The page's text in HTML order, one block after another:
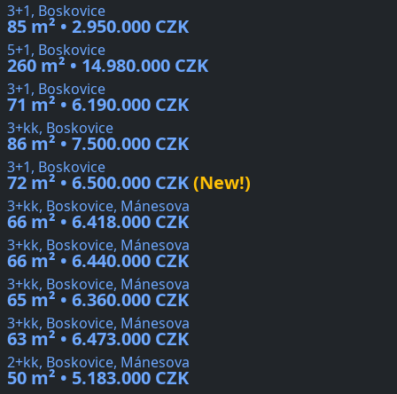
3+1, Boskovice
85 m² • 2.950.000 CZK
5+1, Boskovice
260 m² • 14.980.000 CZK
3+1, Boskovice
71 m² • 6.190.000 CZK
3+kk, Boskovice
86 m² • 7.500.000 CZK
3+1, Boskovice
72 m² • 6.500.000 CZK(New!)
3+kk, Boskovice, Mánesova
66 m² • 6.418.000 CZK
3+kk, Boskovice, Mánesova
66 m² • 6.440.000 CZK
3+kk, Boskovice, Mánesova
65 m² • 6.360.000 CZK
3+kk, Boskovice, Mánesova
63 m² • 6.473.000 CZK
2+kk, Boskovice, Mánesova
50 m² • 5.183.000 CZK